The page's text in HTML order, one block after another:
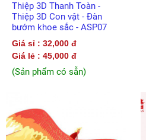
Thiệp 3D Thanh Toàn -
Thiệp 3D Con vật - Đàn
bướm khoe sắc - ASP07
Giá sỉ : 32,000 đ
Giá lẻ : 45,000 đ
(Sản phẩm có sẵn)